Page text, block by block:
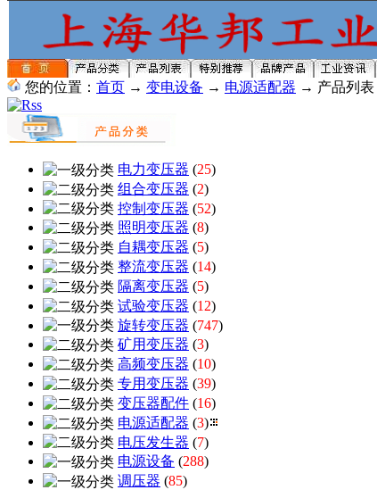
您的位置： 首页 → 变电设备 → 电源适配器 → 产品列表
电力变压器 (25)
组合变压器 (2)
控制变压器 (52)
照明变压器 (8)
自耦变压器 (5)
整流变压器 (14)
隔离变压器 (5)
试验变压器 (12)
旋转变压器 (747)
矿用变压器 (3)
高频变压器 (10)
专用变压器 (39)
变压器配件 (16)
电源适配器 (3)
电压发生器 (7)
电源设备 (288)
调压器 (85)